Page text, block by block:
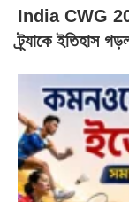
India CWG
ট্র্যাকে ইতিহাস